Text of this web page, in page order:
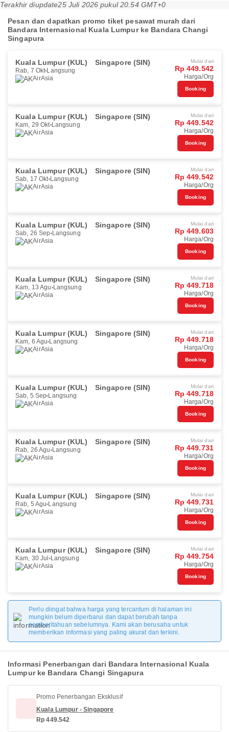
Terakhir diupdate25 Juli 2026 pukul 20.54 GMT+0
Pesan dan dapatkan promo tiket pesawat murah dari
Bandara Internasional Kuala Lumpur ke Bandara Changi
Singapura
Kuala Lumpur (KUL) Singapore (SIN)
Rab, 7 Okt Langsung
AirAsia
Mulai dari
Rp 449.542
Harga/Org
Booking
Kuala Lumpur (KUL) Singapore (SIN)
Kam, 29 Okt Langsung
AirAsia
Mulai dari
Rp 449.542
Harga/Org
Booking
Kuala Lumpur (KUL) Singapore (SIN)
Sab, 17 Okt Langsung
AirAsia
Mulai dari
Rp 449.542
Harga/Org
Booking
Kuala Lumpur (KUL) Singapore (SIN)
Sab, 26 Sep Langsung
AirAsia
Mulai dari
Rp 449.603
Harga/Org
Booking
Kuala Lumpur (KUL) Singapore (SIN)
Kam, 13 Agu Langsung
AirAsia
Mulai dari
Rp 449.718
Harga/Org
Booking
Kuala Lumpur (KUL) Singapore (SIN)
Kam, 6 Agu Langsung
AirAsia
Mulai dari
Rp 449.718
Harga/Org
Booking
Kuala Lumpur (KUL) Singapore (SIN)
Sab, 5 Sep Langsung
AirAsia
Mulai dari
Rp 449.718
Harga/Org
Booking
Kuala Lumpur (KUL) Singapore (SIN)
Rab, 26 Agu Langsung
AirAsia
Mulai dari
Rp 449.731
Harga/Org
Booking
Kuala Lumpur (KUL) Singapore (SIN)
Rab, 5 Agu Langsung
AirAsia
Mulai dari
Rp 449.731
Harga/Org
Booking
Kuala Lumpur (KUL) Singapore (SIN)
Kam, 30 Jul Langsung
AirAsia
Mulai dari
Rp 449.754
Harga/Org
Booking
Perlu diingat bahwa harga yang tercantum di halaman ini
mungkin belum diperbarui dan dapat berubah tanpa
pemberitahuan sebelumnya. Kami akan berusaha untuk
memberikan informasi yang paling akurat dan terkini.
Informasi Penerbangan dari Bandara Internasional Kuala
Lumpur ke Bandara Changi Singapura
Promo Penerbangan Eksklusif
Kuala Lumpur - Singapore
Rp 449.542